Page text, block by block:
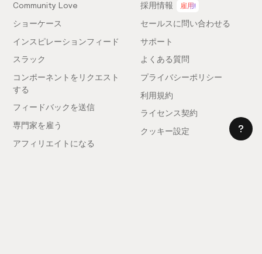
Community Love
ショーケース
インスピレーションフィード
スラック
コンポーネントをリクエスト
する
フィードバックを送信
専門家を雇う
アフィリエイトになる
採用情報 雇用!
セールスに問い合わせる
サポート
よくある質問
プライバシーポリシー
利用規約
ライセンス契約
クッキー設定